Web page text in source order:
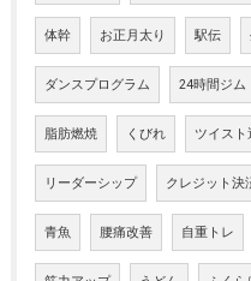
体幹 お正月太り 駅伝
ダンスプログラム 24時間ジム
脂肪燃焼 くびれ ツイスト
リーダーシップ クレジット決
青魚 腰痛改善 自重トレ